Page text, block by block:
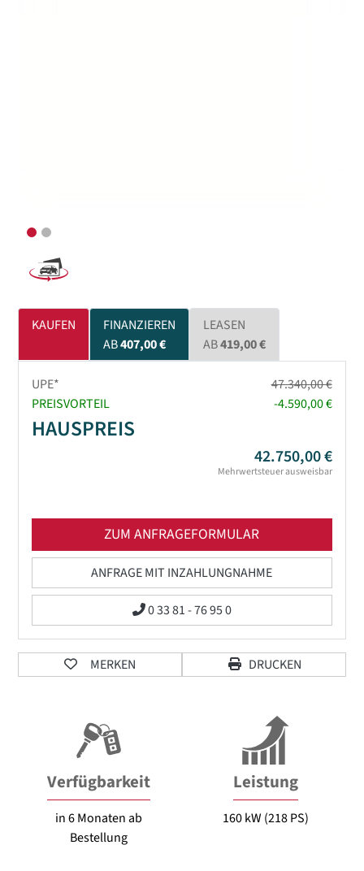
KAUFEN
FINANZIEREN
AB407,00 €
LEASEN
AB419,00 €
UPE*
47.340,00 €
PREISVORTEIL
-4.590,00 €
HAUSPREIS
42.750,00 €
Mehrwertsteuer ausweisbar
ZUM ANFRAGEFORMULAR
ANFRAGE MIT INZAHLUNGNAHME
0 33 81 - 76 95 0
MERKEN DRUCKEN
Verfügbarkeit
in 6 Monaten ab
Bestellung
Leistung
160 kW (218 PS)